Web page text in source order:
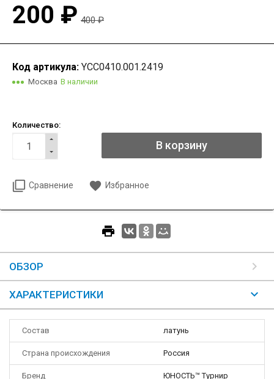
200 ₽ 400 ₽
Код артикула: YCC0410.001.2419
Москва В наличии
Количество:
Сравнение Избранное
ОБЗОР
ХАРАКТЕРИСТИКИ
Состав латунь
Страна происхождения Россия
Бренд ЮНОСТЬ™ Турнир